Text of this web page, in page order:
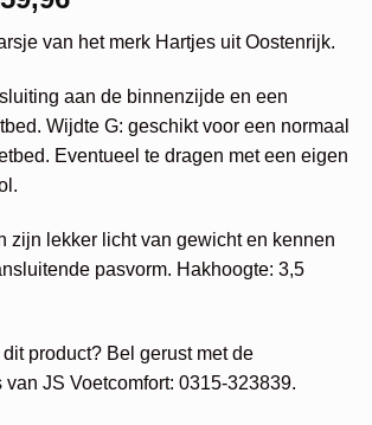
is:
€159,96.
van het merk Hartjes uit Oostenrijk.
aan de binnenzijde en een
Wijdte G: geschikt voor een normaal
Eventueel te dragen met een eigen
zijn lekker licht van gewicht en kennen
pasvorm. Hakhoogte: 3,5
product? Bel gerust met de
JS Voetcomfort: 0315-323839.